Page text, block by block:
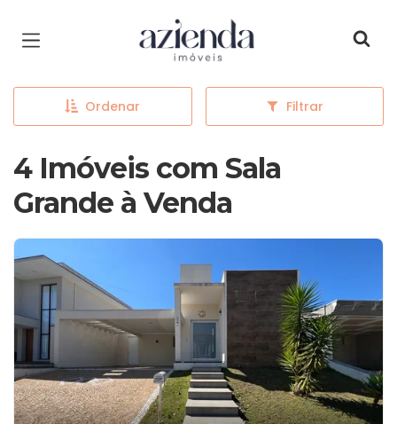
Página inicial
Ordenar Filtrar
4 Imóveis com Sala
Grande à Venda